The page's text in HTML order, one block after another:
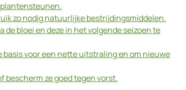
zo nodig natuurlijke bestrijdingsmiddelen.
de bloei en deze in het volgende seizoen te
basis voor een nette uitstraling en om nieuwe
ze goed tegen vorst.